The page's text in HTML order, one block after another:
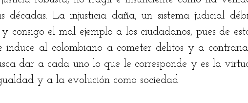
décadas. La injusticia daña, un sistema judicial
consigo el mal ejemplo a los ciudadanos, pues de
induce al colombiano a cometer delitos y a
dar a cada uno lo que le corresponde y es la
y a la evolución como sociedad.